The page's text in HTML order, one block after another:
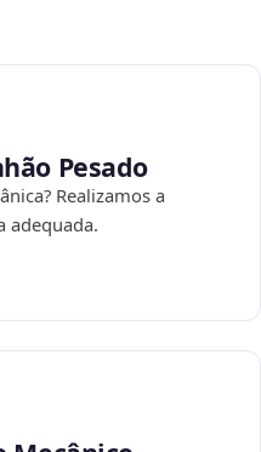
Pesado
Realizamos a
adequada.